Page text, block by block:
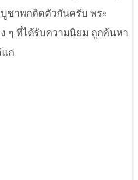
ชาพกติดตัวกันครับ พระ
ๆ ที่ได้รับความนิยม ถูกค้นหา
แก่